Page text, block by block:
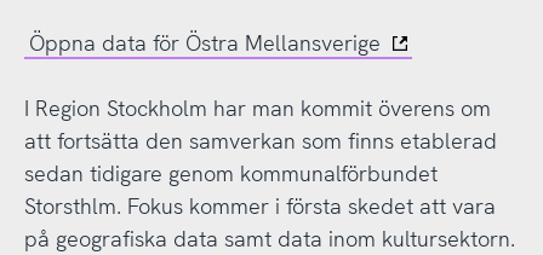
Öppna data för Östra Mellansverige
I Region Stockholm har man kommit överens om
att fortsätta den samverkan som finns etablerad
sedan tidigare genom kommunalförbundet
Storsthlm. Fokus kommer i första skedet att vara
på geografiska data samt data inom kultursektorn.